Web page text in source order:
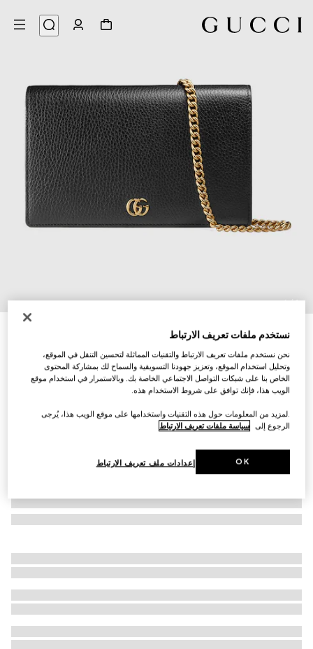
1
/
4
التخصيص بالأحرف الأولى
محفظة GG Marmont معلقة بسلسلة
SAR 5,250
تنويعاتجلد باللون الأسود
نستخدم ملفات تعريف الارتباط
نحن نستخدم ملفات تعريف الارتباط والتقنيات المماثلة لتحسين التنقل في الموقع،
وتحليل استخدام الموقع، وتعزيز جهودنا التسويقية والسماح لك بمشاركة المحتوى
الخاص بنا على شبكات التواصل الاجتماعي الخاصة بك. وبالاستمرار في استخدام موقع
الويب هذا، فإنك توافق على شروط الاستخدام هذه.
.لمزيد من المعلومات حول هذه التقنيات واستخدامها على موقع الويب هذا، يُرجى
الرجوع إلى سياسة ملفات تعريف الارتباط
إعدادات ملف تعريف الارتباط OK